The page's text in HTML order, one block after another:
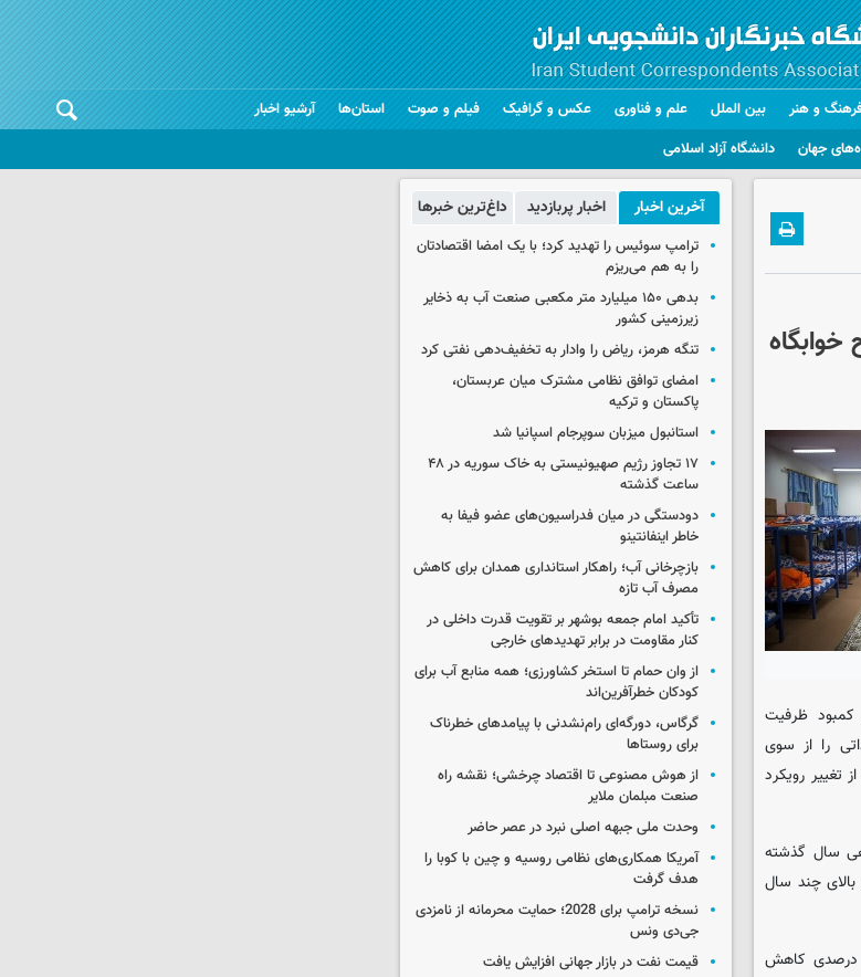
جهان دانشگاه آزاد اسلامی
و هنر بین الملل علم و فناوری عکس و گرافیک فیلم و صوت استان‌ها آرشیو اخبار
کمبود ظرفیت
را از سوی
تغییر رویکرد
سال گذشته
چند سال
بود، چند درصدی کاهش
آخرین اخبار اخبار پربازدید داغ‌ترین خبرها
ترامپ سوئیس را تهدید کرد؛ با یک امضا اقتصادتان
را به هم می‌ریزم
بدهی ۱۵۰ میلیارد متر مکعبی صنعت آب به ذخایر
زیرزمینی کشور
تنگه هرمز، ریاض را وادار به تخفیف‌دهی نفتی کرد
امضای توافق نظامی مشترک میان عربستان،
پاکستان و ترکیه
استانبول میزبان سوپرجام اسپانیا شد
۱۷ تجاوز رژیم صهیونیستی به خاک سوریه در ۴۸
ساعت گذشته
دودستگی در میان فدراسیون‌های عضو فیفا به
خاطر اینفانتینو
بازچرخانی آب؛ راهکار استانداری همدان برای کاهش
مصرف آب تازه
تأکید امام جمعه بوشهر بر تقویت قدرت داخلی در
کنار مقاومت در برابر تهدیدهای خارجی
از وان حمام تا استخر کشاورزی؛ همه منابع آب برای
کودکان خطرآفرین‌اند
گرگاس، دورگه‌ای رام‌نشدنی با پیامدهای خطرناک
برای روستاها
از هوش مصنوعی تا اقتصاد چرخشی؛ نقشه راه
صنعت مبلمان ملایر
وحدت ملی جبهه اصلی نبرد در عصر حاضر
آمریکا همکاری‌های نظامی روسیه و چین با کوبا را
هدف گرفت
نسخه ترامپ برای 2028؛ حمایت محرمانه از نامزدی
جی‌دی ونس
قیمت نفت در بازار جهانی افزایش یافت